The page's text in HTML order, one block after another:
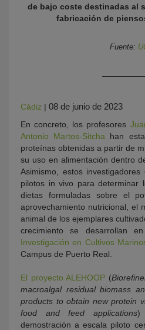
de bajo coste destinadas al
fabricación de
Fuente:
Cádiz | 08 de junio de 2023
En concreto, los profesores
Antonio Martos-Sitcha han
proteínas obtenidas a partir de
su uso en alimentación dentro
Asimismo, estos
pilotos in vivo para determinar
dietas formuladas sobre el
aprovechamiento nutricional, el
animal de los ejemplares
crecimiento se desarrollan
Investigación en Cultivos
Campus de Puerto Real.
El proyecto ALEHOOP (
macroalgal residual biomass
products to obtain new protein
food and feed applications)
demostración a escala piloto